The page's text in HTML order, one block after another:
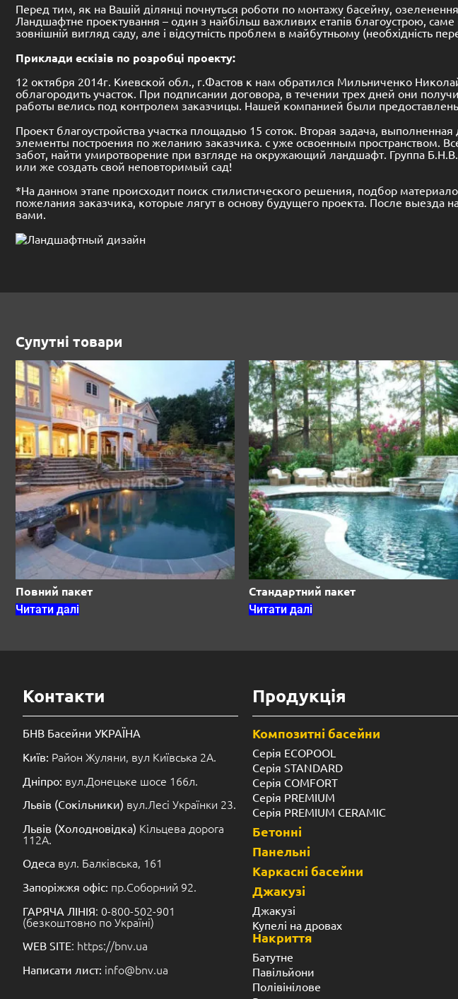
Перед тим, як на Вашій ділянці почнуться роботи по монтажу басейну,
Ландшафтне проектування – один з найбільш важливих етапів благоустрою, саме
зовнішній вигляд саду, але і відсутність проблем в майбутньому (необхідність
Приклади ескізів по розробці проекту:
12 октября 2014г. Киевской обл., г.Фастов к нам обратился Мильниченко
облагородить участок. При подписании договора, в течении трех дней они
работы велись под контролем заказчицы. Нашей компанией были предоставлены
Проект благоустройства участка площадью 15 соток. Вторая задача,
элементы построения по желанию заказчика. с уже освоенным пространством.
забот, найти умиротворение при взгляде на окружающий ландшафт. Группа
или же создать свой неповторимый сад!
*На данном этапе происходит поиск стилистического решения, подбор
пожелания заказчика, которые лягут в основу будущего проекта. После выезда
вами.
Супутні товари
Повний пакет
Читати далі
Стандартний пакет
Читати далі
Контакти
БНВ Басейни УКРАЇНА
Київ: Район Жуляни, вул Київська 2А.
Дніпро: вул.Донецьке шосе 166л.
Львів (Сокільники) вул.Лесі Українки 23.
Львів (Холодновідка) Кільцева дорога
112А.
Одеса вул. Балківська, 161
Запоріжжя офіс: пр.Соборний 92.
ГАРЯЧА ЛІНІЯ: 0-800-502-901
(безкоштовно по Україні)
WEB SITE: https://bnv.ua
Написати лист: info@bnv.ua
Продукція
Композитні басейни
Серія ECOPOOL
Серія STANDARD
Серія COMFORT
Серія PREMIUM
Серія PREMIUM CERAMIC
Бетонні
Панельні
Каркасні басейни
Джакузі
Джакузі
Купелі на дровах
Накриття
Батутне
Павільйони
Полівінілове